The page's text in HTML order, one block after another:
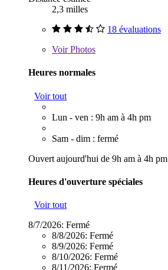
2,3 milles
18 évaluations
VoirPhotos
Heures normales
Voir tout
Lun - ven : 9h am à 4h pm
Sam - dim : fermé
Ouvert aujourd'hui de 9h am à 4h pm
Heures d'ouverture spéciales
Voir tout
8/7/2026: Fermé
8/8/2026: Fermé
8/9/2026: Fermé
8/10/2026: Fermé
8/11/2026: Fermé